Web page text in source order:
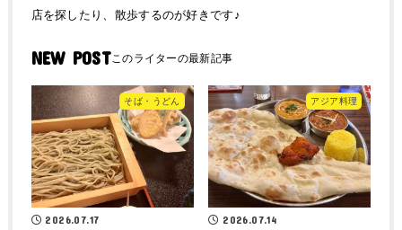
店を探したり、散歩するのが好きです♪
NEW POST
そば・うどん
2026.07.17
アジア料理
2026.07.14